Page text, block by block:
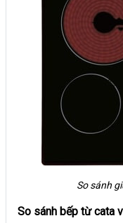
So sánh
So sánh bếp từ cata